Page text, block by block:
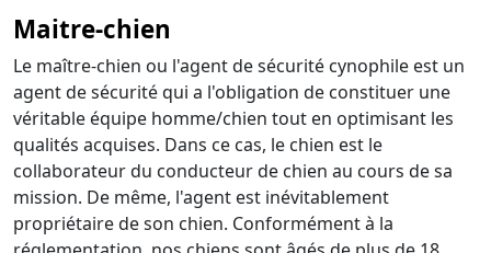
Maitre-chien
Le maître-chien ou l'agent de sécurité cynophile est un
agent de sécurité qui a l'obligation de constituer une
véritable équipe homme/chien tout en optimisant les
qualités acquises. Dans ce cas, le chien est le
collaborateur du conducteur de chien au cours de sa
mission. De même, l'agent est inévitablement
propriétaire de son chien. Conformément à la